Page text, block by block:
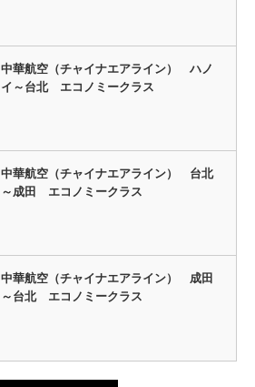
中華航空（チャイナエアライン） ハノ
イ～台北 エコノミークラス
中華航空（チャイナエアライン） 台北
～成田 エコノミークラス
中華航空（チャイナエアライン） 成田
～台北 エコノミークラス